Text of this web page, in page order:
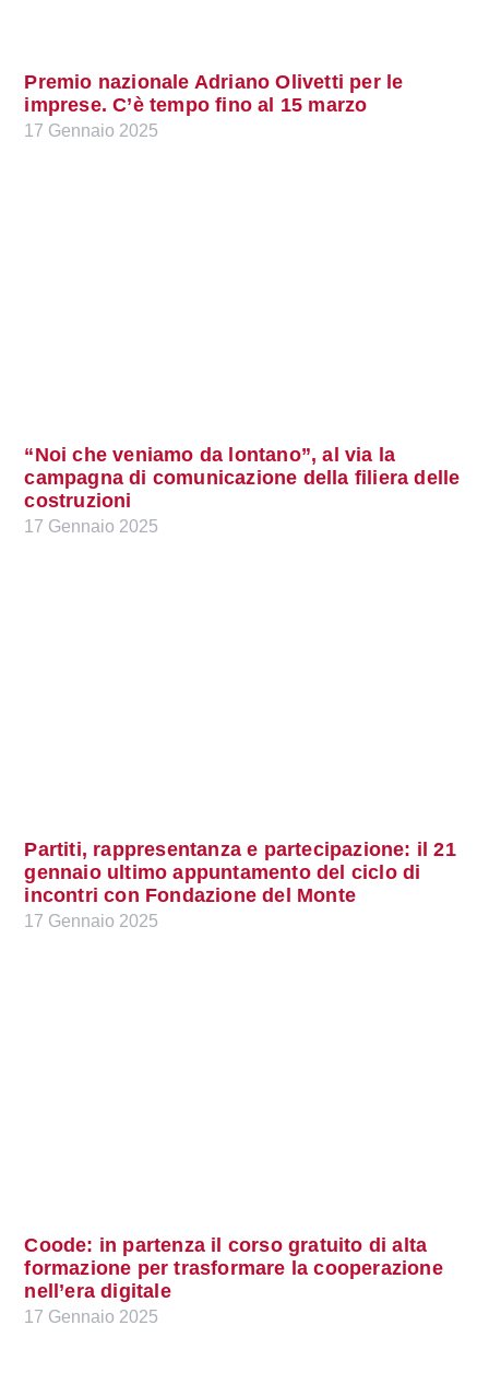
Premio nazionale Adriano Olivetti per le
imprese. C’è tempo fino al 15 marzo
17 Gennaio 2025
“Noi che veniamo da lontano”, al via la
campagna di comunicazione della filiera delle
costruzioni
17 Gennaio 2025
Partiti, rappresentanza e partecipazione: il 21
gennaio ultimo appuntamento del ciclo di
incontri con Fondazione del Monte
17 Gennaio 2025
Coode: in partenza il corso gratuito di alta
formazione per trasformare la cooperazione
nell’era digitale
17 Gennaio 2025